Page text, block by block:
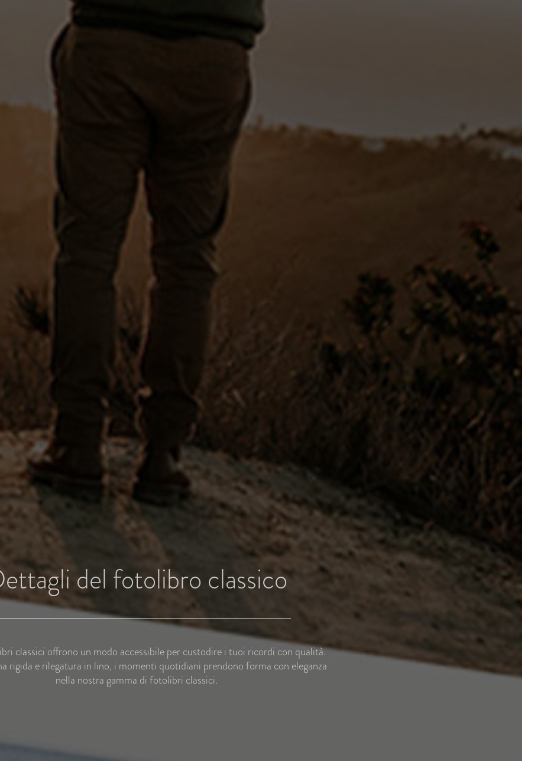
del fotolibro classico
classici offrono un modo accessibile per custodire i tuoi ricordi con qualità.
rigida e rilegatura in lino, i momenti quotidiani prendono forma con eleganza
nella nostra gamma di fotolibri classici.